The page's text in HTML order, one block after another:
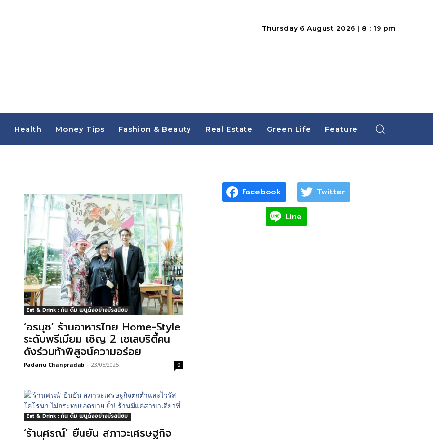
Thursday 6 August 2026 | 8 : 19 pm
Health Money Tips Fashion & Beauty Real Estate Green Life Feature
Eat & Drink : กิน ดื่ม เมนูดังอย่างมีรสนิยม
‘อรนุช’ ร้านอาหารไทย Home-Style
ระดับพรีเมียม เชิญ 2 เซเลบริตี้คน
ดังร่วมท้าพิสูจน์ความอร่อย
Padanu Chanpradab - 23/05/2025 0
Eat & Drink : กิน ดื่ม เมนูดังอย่างมีรสนิยม
‘ร้านศรณ์’ ยืนยัน สภาวะเศรษฐกิจ
Facebook Twitter
Line